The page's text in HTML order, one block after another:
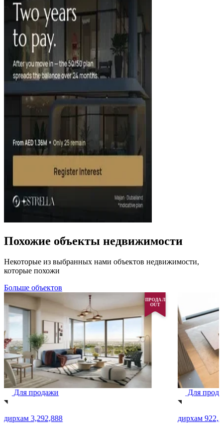
Похожие объекты недвижимости
Некоторые из выбранных нами объектов недвижимости,
которые похожи
Больше объектов
ПРОДАЛ
OUT
Для продажи
дирхам 3,292,888
Для
дирхам